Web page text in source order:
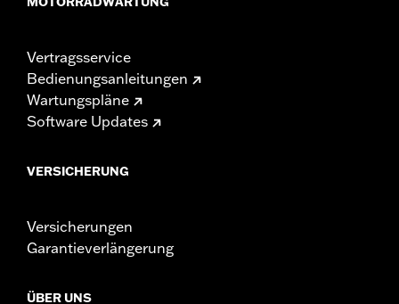
Vertragsservice
Bedienungsanleitungen
Wartungspläne
Software Updates
VERSICHERUNG
Versicherungen
Garantieverlängerung
ÜBER UNS